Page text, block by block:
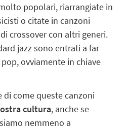
popolari, riarrangiate in
o citate in canzoni
crossover con altri generi.
jazz sono entrati a far
ovviamente in chiave
di come queste canzoni
cultura, anche se
nemmeno a